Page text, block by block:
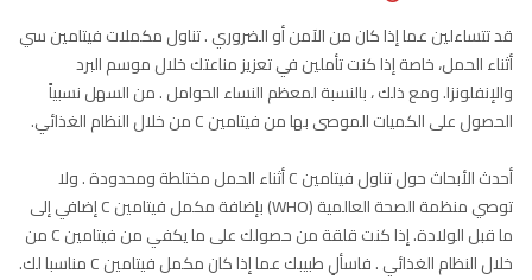
قد تتساءلين عما إذا كان من الآمن أو الضروري . تناول مكملات فيتامين سي
أثناء الحمل، خاصة إذا كنت تأملين في تعزيز مناعتك خلال موسم البرد
والإنفلونزا. ومع ذلك ، بالنسبة لمعظم النساء الحوامل . من السهل نسبياً
الحصول على الكميات الموصى بها من فيتامين C من خلال النظام الغذائي.
أحدث الأبحاث حول تناول فيتامين C أثناء الحمل مختلطة ومحدودة . ولا
توصي منظمة الصحة العالمية (WHO) بإضافة مكمل فيتامين C إضافي إلى
ما قبل الولادة. إذا كنت قلقة من حصولك على ما يكفي من فيتامين C من
خلال النظام الغذائي . فاسألِ طبيبك عما إذا كان مكمل فيتامين C مناسبا لك.